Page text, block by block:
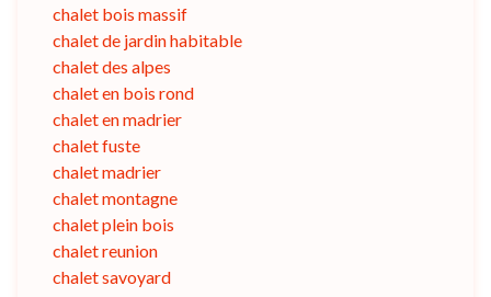
chalet bois massif
chalet de jardin habitable
chalet des alpes
chalet en bois rond
chalet en madrier
chalet fuste
chalet madrier
chalet montagne
chalet plein bois
chalet reunion
chalet savoyard